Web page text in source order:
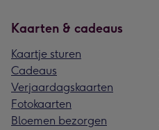
Kaarten & cadeaus
Kaartje sturen
Cadeaus
Verjaardagskaarten
Fotokaarten
Bloemen bezorgen